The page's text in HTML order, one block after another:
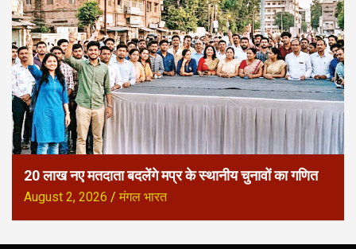
20 लाख नए मतदाता बदलेंगे मप्र के स्थानीय चुनावों का गणित
August 2, 2026 मंगल भारत